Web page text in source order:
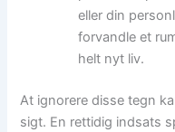
eller din
forvandle et
helt nyt liv.
At ignorere disse tegn
sigt. En rettidig indsats